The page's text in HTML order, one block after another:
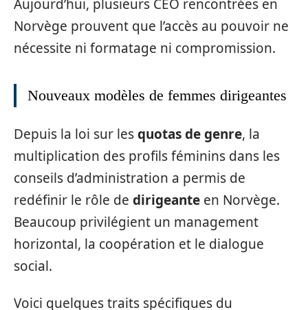
Aujourd’hui, plusieurs CEO rencontrées en
Norvège prouvent que l’accès au pouvoir ne
nécessite ni formatage ni compromission.
Nouveaux modèles de femmes dirigeantes
Depuis la loi sur lesquotas de genre, la
multiplication des profils féminins dans les
conseils d’administration a permis de
redéfinir le rôle de dirigeante en Norvège.
Beaucoup privilégient un management
horizontal, la coopération et le dialogue
social.
Voici quelques traits spécifiques du